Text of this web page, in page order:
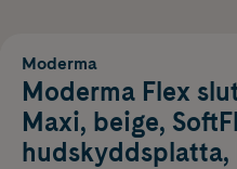
Moderma
Moderma Flex
Maxi, beige,
hudskyddsplatta,